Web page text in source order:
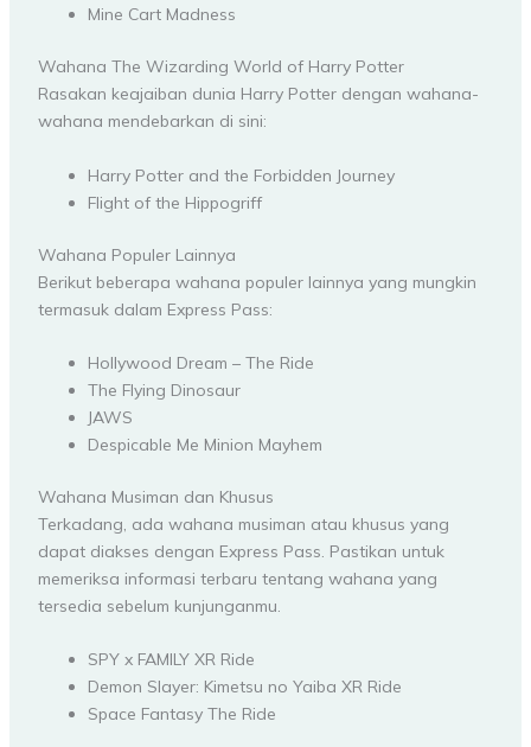
Mine Cart Madness
Wahana The Wizarding World of Harry Potter
Rasakan keajaiban dunia Harry Potter dengan wahana-
wahana mendebarkan di sini:
Harry Potter and the Forbidden Journey
Flight of the Hippogriff
Wahana Populer Lainnya
Berikut beberapa wahana populer lainnya yang mungkin
termasuk dalam Express Pass:
Hollywood Dream – The Ride
The Flying Dinosaur
JAWS
Despicable Me Minion Mayhem
Wahana Musiman dan Khusus
Terkadang, ada wahana musiman atau khusus yang
dapat diakses dengan Express Pass. Pastikan untuk
memeriksa informasi terbaru tentang wahana yang
tersedia sebelum kunjunganmu.
SPY x FAMILY XR Ride
Demon Slayer: Kimetsu no Yaiba XR Ride
Space Fantasy The Ride